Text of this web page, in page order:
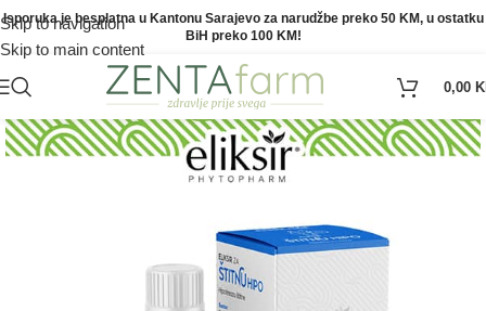
Skip to navigation
Skip to main content
Isporuka je besplatna u Kantonu Sarajevo za narudžbe preko 50 KM, u ostatku
BiH preko 100 KM!
0,00